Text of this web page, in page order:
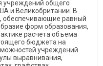
учреждений общего
и Великобритании. В
обеспечивающие равный
форм образования,
расчета объема
бюджета на
учреждений
выравнивания,